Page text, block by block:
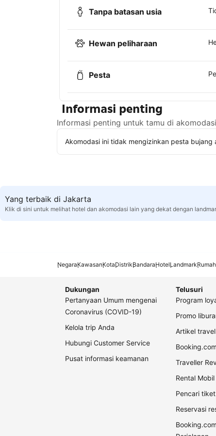
Tanpa batasan usia
Hewan peliharaan
Pesta
Informasi penting
Informasi penting untuk tamu di
Akomodasi ini tidak mengizinkan pesta bujang
Yang terbaik di Jakarta
Klik di sini untuk melihat hotel dan akomodasi lain yang dekat dengan
NegaraKawasanKotaDistrikBandaraHotelLandmark
Dukungan
Pertanyaan Umum mengenai
Coronavirus (COVID-19)
Kelola trip Anda
Hubungi Customer Service
Pusat informasi keamanan
Telusuri
Program
Promo
Artikel travel
Traveller
Rental Mobil
Pencari
Reservasi